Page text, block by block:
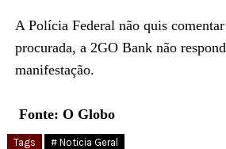
A Polícia Federal não quis
procurada, a 2GO Bank não
manifestação.
Fonte: O Globo
Tags # Noticia Geral